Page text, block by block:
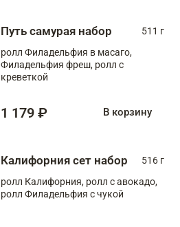
Путь самурая набор
511 г
ролл Филадельфия в масаго,
Филадельфия фреш, ролл с
креветкой
1 179 ₽ В корзину
Калифорния сет набор
516 г
ролл Калифорния, ролл с авокадо,
ролл Филадельфия с чукой